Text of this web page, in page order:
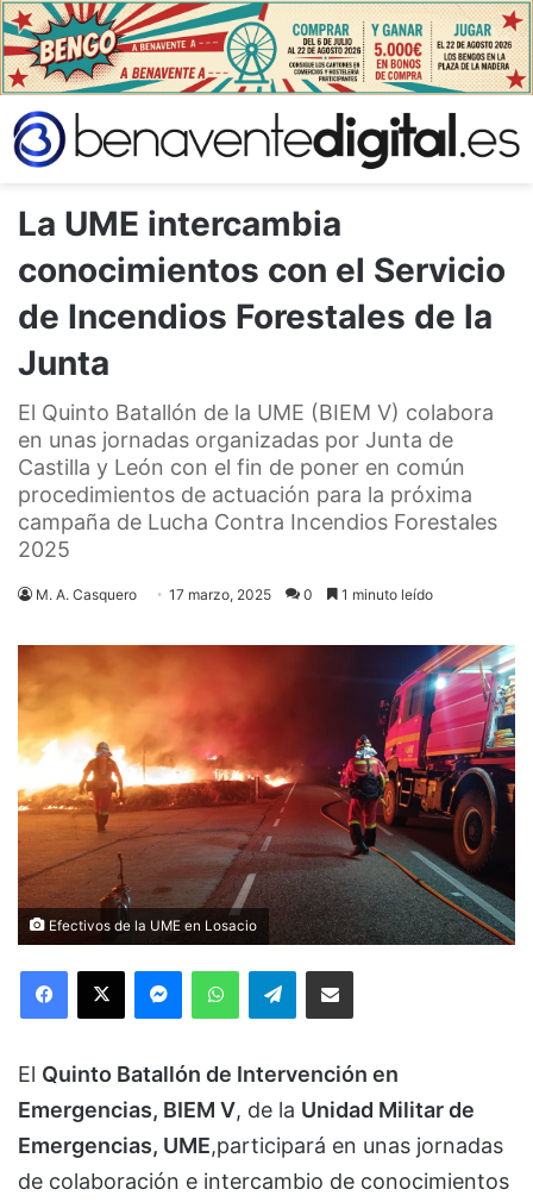
La UME intercambia
conocimientos con el Servicio
de Incendios Forestales de la
Junta
El Quinto Batallón de la UME (BIEM V) colabora
en unas jornadas organizadas por Junta de
Castilla y León con el fin de poner en común
procedimientos de actuación para la próxima
campaña de Lucha Contra Incendios Forestales
2025
M. A. Casquero 17 marzo, 2025 0 1 minuto leído
Efectivos de la UME en Losacio
Facebook
X MessengerWhatsAppTelegramCompartir via Email
El Quinto Batallón de Intervención en
Emergencias, BIEM V, de la Unidad Militar de
Emergencias, UME,participará en unas jornadas
de colaboración e intercambio de conocimientos